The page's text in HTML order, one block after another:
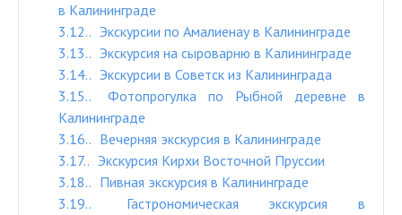
в Калининграде
3.12.
Экскурсии по Амалиенау в Калининграде
3.13.
Экскурсия на сыроварню в Калининграде
3.14.
Экскурсии в Советск из Калининграда
3.15.
Фотопрогулка по Рыбной деревне в
Калининграде
3.16.
Вечерняя экскурсия в Калининграде
3.17.
Экскурсия Кирхи Восточной Пруссии
3.18.
Пивная экскурсия в Калининграде
3.19.
Гастрономическая экскурсия в